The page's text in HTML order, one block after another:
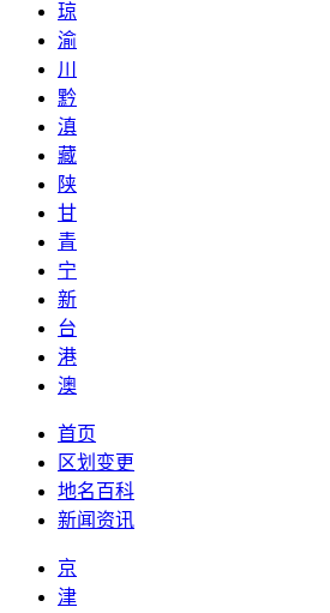
琼
渝
川
黔
滇
藏
陕
甘
青
宁
新
台
港
澳
首页
区划变更
地名百科
新闻资讯
京
津